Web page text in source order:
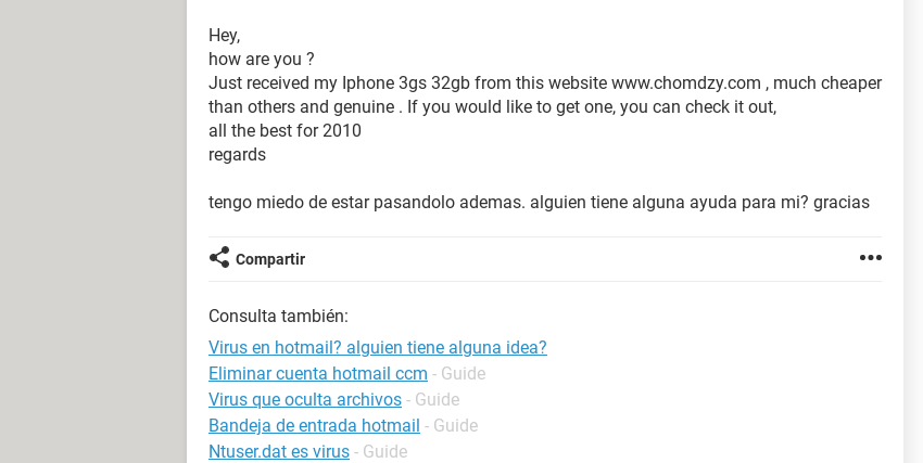
Hey,
how are you ?
Just received my Iphone 3gs 32gb from this website www.chomdzy.com , much cheaper
than others and genuine . If you would like to get one, you can check it out,
all the best for 2010
regards
tengo miedo de estar pasandolo ademas. alguien tiene alguna ayuda para mi? gracias
Compartir
Consulta también:
Virus en hotmail? alguien tiene alguna idea?
Eliminar cuenta hotmail ccm - Guide
Virus que oculta archivos - Guide
Bandeja de entrada hotmail - Guide
Ntuser.dat es virus - Guide